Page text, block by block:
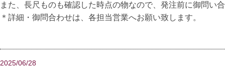
また、長尺ものも確認した時点の物なので、発注前に御問い
＊詳細・御問合わせは、各担当営業へお願い致します。
2025/06/28